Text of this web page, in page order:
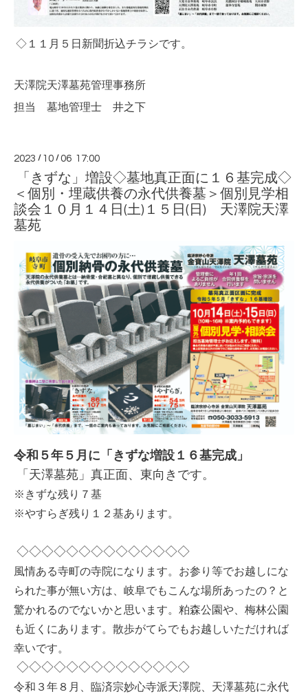
◇１１月５日新聞折込チラシです。
天澤院天澤墓苑管理事務所
担当 墓地管理士 井之下
2023 / 10 /06 17:00
「きずな」増設◇墓地真正面に１６基完成◇
＜個別・埋蔵供養の永代供養墓＞個別見学相
談会１０月１４日(土)１５日(日) 天澤院天澤
墓苑
令和５年５月に「きずな増設１６基完成」
「天澤墓苑」真正面、東向きです。
※きずな残り７基
※やすらぎ残り１２基あります。
◇◇◇◇◇◇◇◇◇◇◇◇◇◇
風情ある寺町の寺院になります。お参り等でお越しにな
られた事が無い方は、岐阜でもこんな場所あったの？と
驚かれるのでないかと思います。粕森公園や、梅林公園
も近くにあります。散歩がてらでもお越しいただければ
幸いです。
◇◇◇◇◇◇◇◇◇◇◇◇◇◇
令和３年８月、臨済宗妙心寺派天澤院、天澤墓苑に永代